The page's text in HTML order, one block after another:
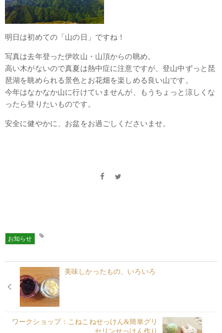
明日は初めての「山の日」ですね！
写真は去年登った伊吹山・山頂からの眺め。
高い木がないので真夏は熱中症に注意ですが、登山中ずっと琵
琶湖を眺められる景色とお花畑を楽しめる良い山です。
今年はなかなか山に行けていませんが、もうちょっと涼しくな
ったら登りたいものです。
安全に健やかに、お盆をお過ごしくださいませ。
お知らせ
美味しかったもの、いろいろ
ワークショップ：こねこねせっけん&簡単グリ
セリンせっけん作り